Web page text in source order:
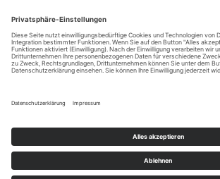
Kontakt
Annette Elias
68Bewertungen auf ProvenExpert.com
© 2026 Interim Profis GmbH. Alle Rechte vorbehalten.